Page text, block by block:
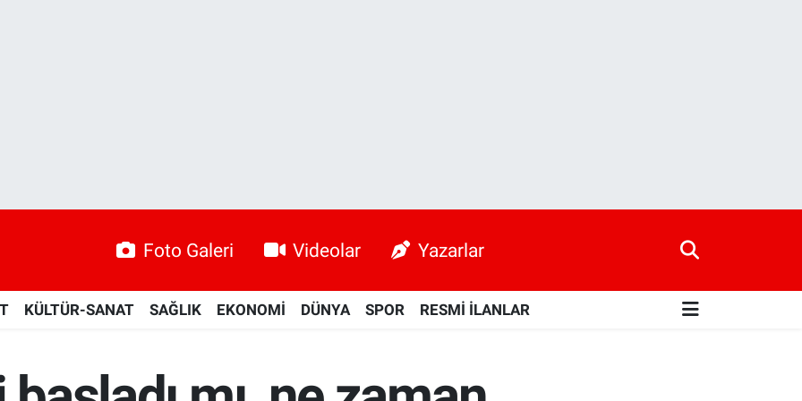
Foto Galeri Videolar Yazarlar
KÜLTÜR-SANAT SAĞLIK EKONOMİ DÜNYA SPOR RESMİ İLANLAR